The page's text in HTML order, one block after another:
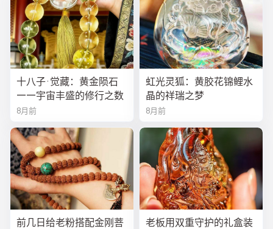
十八子·觉藏：黄金陨石
——宇宙丰盛的修行之数
8月前
虹光灵狐：黄胶花锦鲤水
晶的祥瑞之梦
8月前
前几日给老粉搭配金刚菩
老板用双重守护的礼盒装